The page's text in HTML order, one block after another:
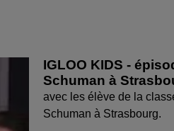
IGLOO KIDS -
Schuman à
avec les élève de la
Schuman à Strasbourg.